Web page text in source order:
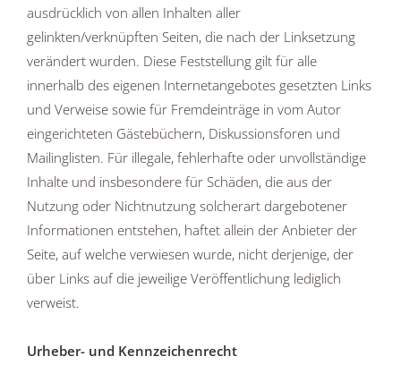
ausdrücklich von allen Inhalten aller
gelinkten/verknüpften Seiten, die nach der Linksetzung
verändert wurden. Diese Feststellung gilt für alle
innerhalb des eigenen Internetangebotes gesetzten Links
und Verweise sowie für Fremdeinträge in vom Autor
eingerichteten Gästebüchern, Diskussionsforen und
Mailinglisten. Für illegale, fehlerhafte oder unvollständige
Inhalte und insbesondere für Schäden, die aus der
Nutzung oder Nichtnutzung solcherart dargebotener
Informationen entstehen, haftet allein der Anbieter der
Seite, auf welche verwiesen wurde, nicht derjenige, der
über Links auf die jeweilige Veröffentlichung lediglich
verweist.
Urheber- und Kennzeichenrecht